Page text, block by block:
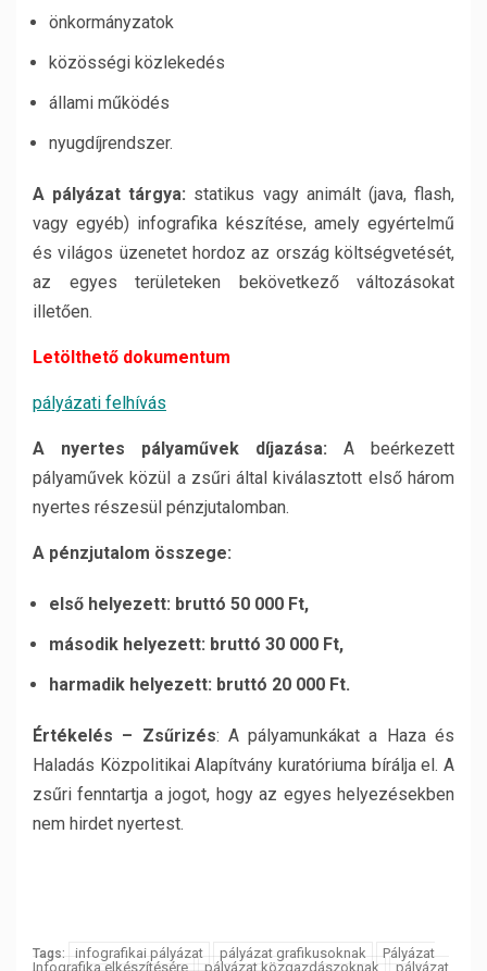
önkormányzatok
közösségi közlekedés
állami működés
nyugdíjrendszer.
A pályázat tárgya: statikus vagy animált (java, flash,
vagy egyéb) infografika készítése, amely egyértelmű
és világos üzenetet hordoz az ország költségvetését,
az egyes területeken bekövetkező változásokat
illetően.
Letölthető dokumentum
pályázati felhívás
A nyertes pályaművek díjazása: A beérkezett
pályaművek közül a zsűri által kiválasztott első három
nyertes részesül pénzjutalomban.
A pénzjutalom összege:
első helyezett: bruttó 50 000 Ft,
második helyezett: bruttó 30 000 Ft,
harmadik helyezett: bruttó 20 000 Ft.
Értékelés – Zsűrizés: A pályamunkákat a Haza és
Haladás Közpolitikai Alapítvány kuratóriuma bírálja el. A
zsűri fenntartja a jogot, hogy az egyes helyezésekben
nem hirdet nyertest.
Tags: infografikai pályázat pályázat grafikusoknak
Pályázat
Infografika elkészítésére
pályázat közgazdászoknak pályázat